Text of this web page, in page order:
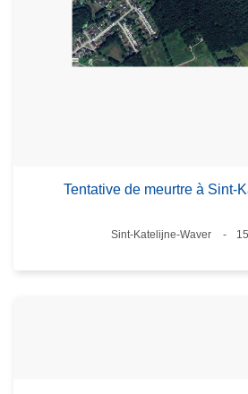
Tentative de meurtre à Sint-
Lieux
Sint-Katelijne-Waver